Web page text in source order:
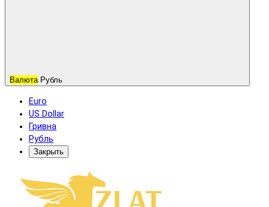
Валюта Рубль
Euro
US Dollar
Гривна
Рубль
Закрыть